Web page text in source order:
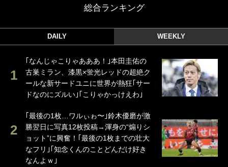
総合ランキング
DAILY WEEKLY
｢なんじゃこりゃあああ！｣本田圭佑の
古巣ミラン、漆黒×蛍光レッドの超絶ク
ールな新サードユニに世界が熱狂｢サー
ドなのにズルい｣｢こりゃかっけえわ｣
｢最後の1枚…ワルぃゎ〜｣鈴木優磨が激
勝翌日に写真12枚投稿→渾身の“煽りシ
ョット”に興奮！｢最後の1枚までの壮大
なフリ｣｢知念くんのことどんだけ好き
なんよｗ｣